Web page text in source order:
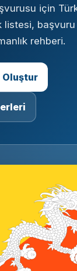
için
başvuru
rehberi.
Oluştur